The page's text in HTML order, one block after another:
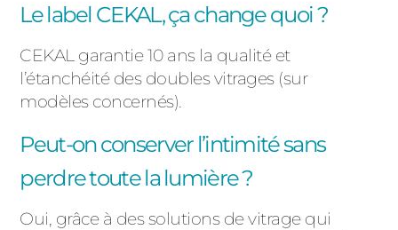
Le label CEKAL, ça change quoi ?
CEKAL garantie 10 ans la qualité et
l’étanchéité des doubles vitrages (sur
modèles concernés).
Peut-on conserver l’intimité sans
perdre toute la lumière ?
Oui, grâce à des solutions de vitrage qui